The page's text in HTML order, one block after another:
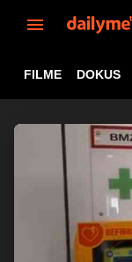
FILME DOKUS